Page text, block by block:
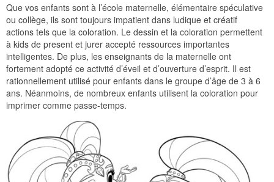
Que vos enfants sont à l’école maternelle, élémentaire spéculative
ou collège, ils sont toujours impatient dans ludique et créatif
actions tels que la coloration. Le dessin et la coloration permettent
à kids de present et jurer accepté ressources importantes
intelligentes. De plus, les enseignants de la maternelle ont
fortement adopté ce activité d’éveil et d’ouverture d’esprit. Il est
rationnellement utilisé pour enfants dans le groupe d’âge de 3 à 6
ans. Néanmoins, de nombreux enfants utilisent la coloration pour
imprimer comme passe-temps.